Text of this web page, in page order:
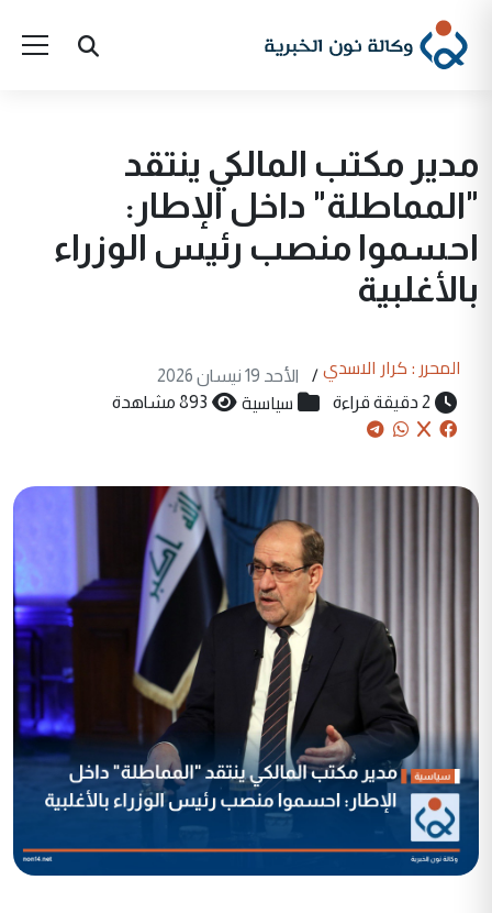
مدير مكتب المالكي ينتقد
"المماطلة" داخل الإطار:
احسموا منصب رئيس الوزراء
بالأغلبية
المحرر : كرار الاسدي /
الأحد 19 نيسان 2026
2 دقيقة قراءة
سياسية 893 مشاهدة